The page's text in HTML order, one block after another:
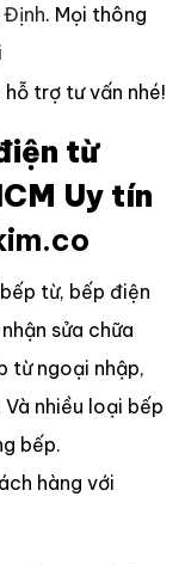
Định. Mọi thông
trợ tư vấn nhé!
từ
Uy tín
từ, bếp điện
nhận sửa chữa
từ ngoại nhập,
nhiều loại bếp
bếp.
hàng với